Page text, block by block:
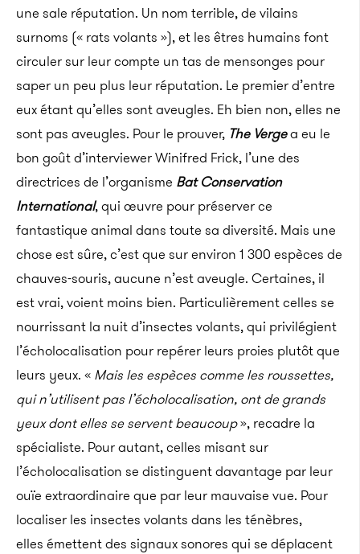
une sale réputation. Un nom terrible, de vilains
surnoms (« rats volants »), et les êtres humains font
circuler sur leur compte un tas de mensonges pour
saper un peu plus leur réputation. Le premier d’entre
eux étant qu’elles sont aveugles. Eh bien non, elles ne
sont pas aveugles. Pour le prouver, The Vergea eu le
bon goût d’interviewer Winifred Frick, l’une des
directrices de l’organisme Bat Conservation
International, qui œuvre pour préserver ce
fantastique animal dans toute sa diversité. Mais une
chose est sûre, c’est que sur environ 1 300 espèces de
chauves-souris, aucune n’est aveugle. Certaines, il
est vrai, voient moins bien. Particulièrement celles se
nourrissant la nuit d’insectes volants, qui privilégient
l’écholocalisation pour repérer leurs proies plutôt que
leurs yeux. « Mais les espèces comme les roussettes,
qui n’utilisent pas l’écholocalisation, ont de grands
yeux dont elles se servent beaucoup», recadre la
spécialiste. Pour autant, celles misant sur
l’écholocalisation se distinguent davantage par leur
ouïe extraordinaire que par leur mauvaise vue. Pour
localiser les insectes volants dans les ténèbres,
elles émettent des signaux sonores qui se déplacent